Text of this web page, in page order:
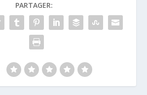
PARTAGER: